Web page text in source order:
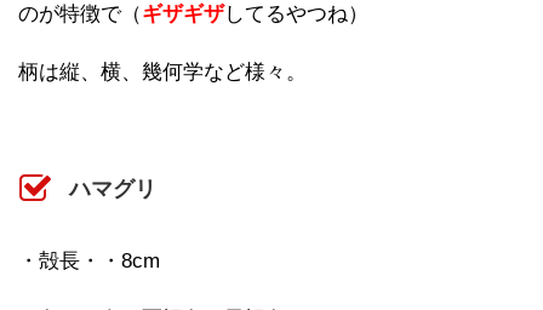
のが特徴で（ギザギザしてるやつね）
柄は縦、横、幾何学など様々。
ハマグリ
・殻長・・8cm